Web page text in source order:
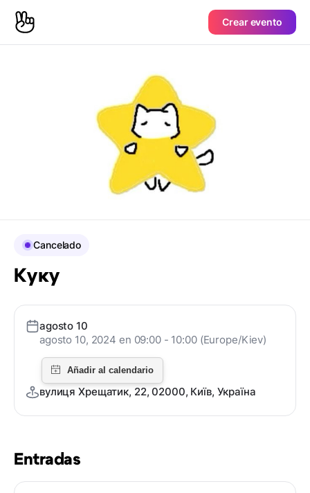
Crear evento
Entradas
Cancelado
Куку
agosto 10
agosto 10, 2024 en 09:00 - 10:00 (Europe/Kiev)
вулиця Хрещатик, 22, 02000, Київ, Україна